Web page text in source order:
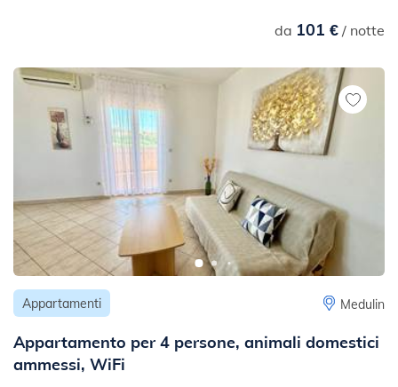
da 101 €/ notte
Appartamenti Medulin
Appartamento per 4 persone, animali domestici
ammessi, WiFi